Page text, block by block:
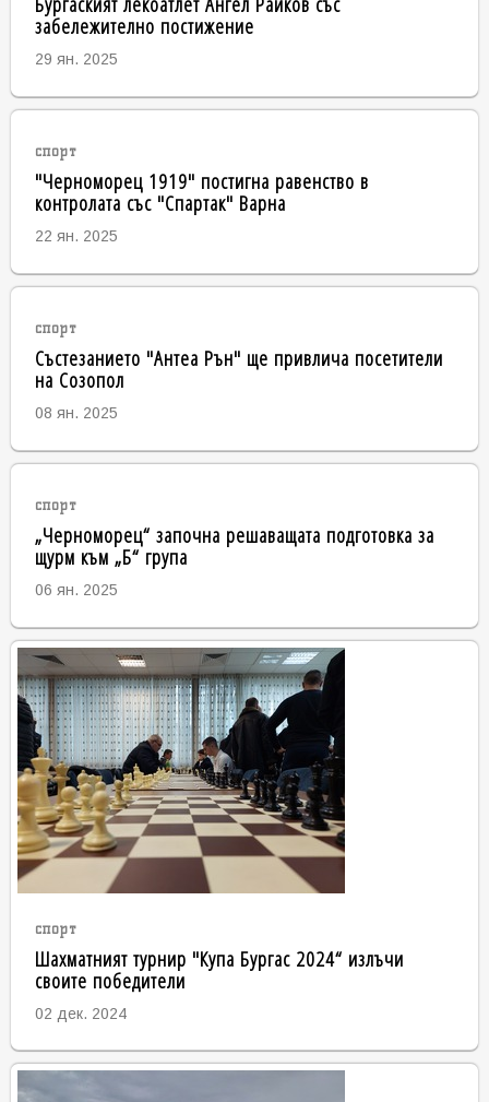
забележително постижение
29 ян. 2025
спорт
"Черноморец 1919" постигна равенство в
контролата със "Спартак" Варна
22 ян. 2025
спорт
Състезанието "Антеа Рън" ще привлича посетители
на Созопол
08 ян. 2025
спорт
„Черноморец“ започна решаващата подготовка за
щурм към „Б“ група
06 ян. 2025
спорт
Шахматният турнир "Купа Бургас 2024“ излъчи
своите победители
02 дек. 2024